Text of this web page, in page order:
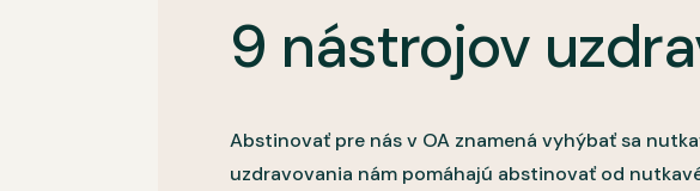
9 nástrojov
Abstinovať pre nás v OA znamená vyhýbať sa
uzdravovania nám pomáhajú abstinovať od